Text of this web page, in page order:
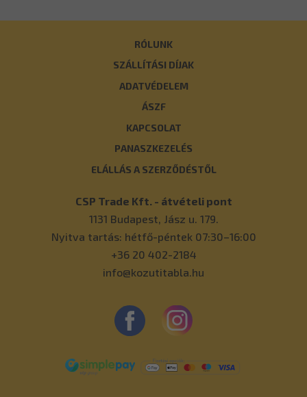
RÓLUNK
SZÁLLÍTÁSI DÍJAK
ADATVÉDELEM
ÁSZF
KAPCSOLAT
PANASZKEZELÉS
ELÁLLÁS A SZERZŐDÉSTŐL
CSP Trade Kft. - átvételi pont
1131 Budapest, Jász u. 179.
Nyitva tartás: hétfő-péntek 07:30–16:00
+36 20 402-2184
info@kozutitabla.hu